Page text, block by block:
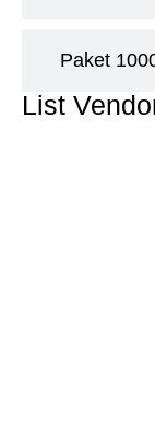
Paket
List